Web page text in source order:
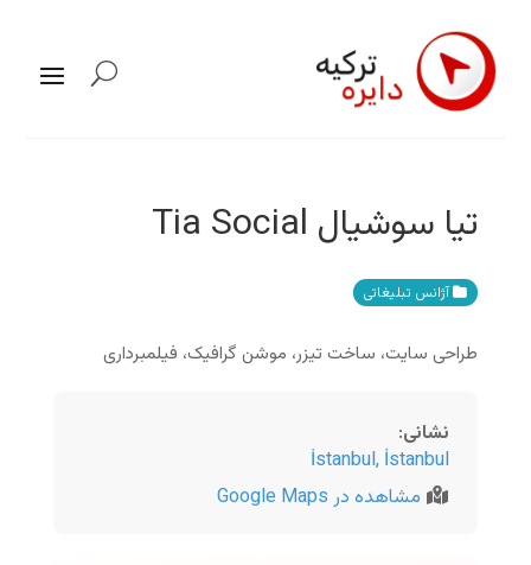
تیا سوشیال Tia Social
آژانس تبلیغاتی
طراحی سایت، ساخت تیزر، موشن گرافیک، فیلمبرداری
نشانی:
İstanbul, İstanbul
مشاهده در Google Maps